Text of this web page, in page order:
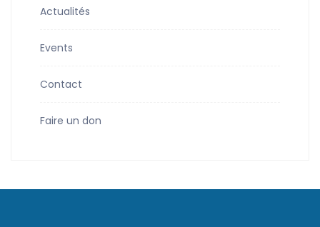
Actualités
Events
Contact
Faire un don